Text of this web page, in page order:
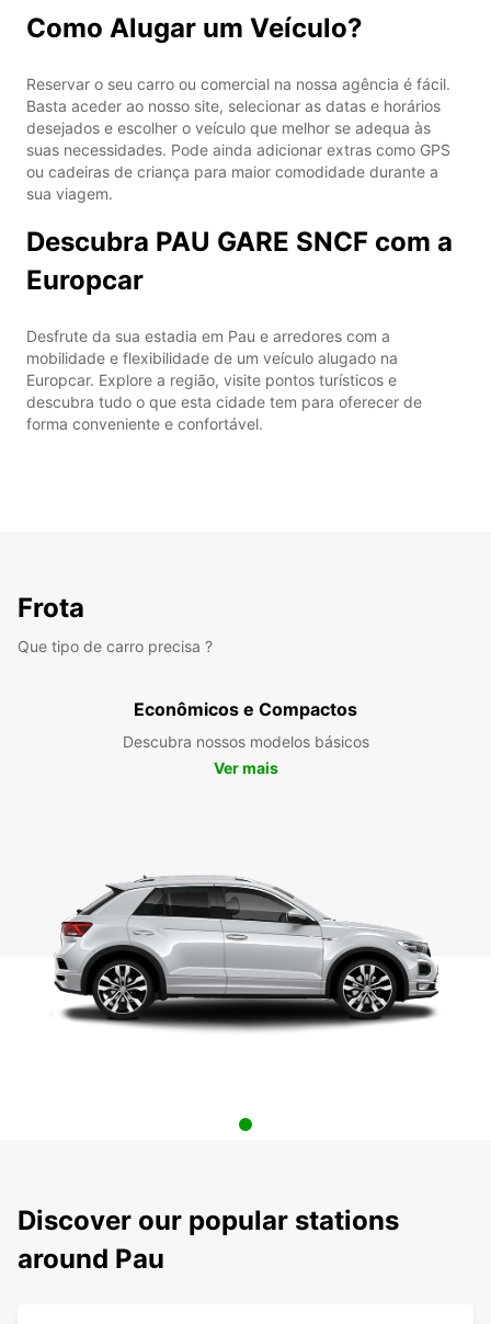
Como Alugar um Veículo?
Reservar o seu carro ou comercial na nossa agência é fácil.
Basta aceder ao nosso site, selecionar as datas e horários
desejados e escolher o veículo que melhor se adequa às
suas necessidades. Pode ainda adicionar extras como GPS
ou cadeiras de criança para maior comodidade durante a
sua viagem.
Descubra PAU GARE SNCF com a
Europcar
Desfrute da sua estadia em Pau e arredores com a
mobilidade e flexibilidade de um veículo alugado na
Europcar. Explore a região, visite pontos turísticos e
descubra tudo o que esta cidade tem para oferecer de
forma conveniente e confortável.
Frota
Que tipo de carro precisa ?
Econômicos e Compactos
Descubra nossos modelos básicos
Ver mais
Discover our popular stations
around Pau